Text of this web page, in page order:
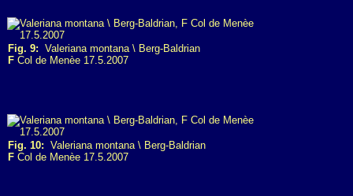
Fig. 9: Valeriana montana \ Berg-Baldrian
F Col de Menèe 17.5.2007
Fig. 10: Valeriana montana \ Berg-Baldrian
F Col de Menèe 17.5.2007